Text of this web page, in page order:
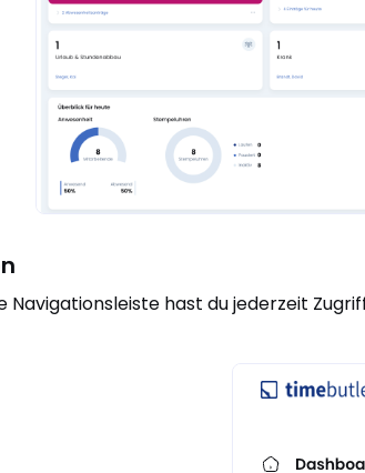
Navigationsleiste hast du jederzeit